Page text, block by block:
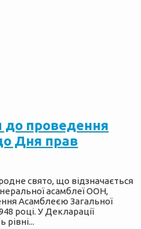
до проведення
Дня прав
свято, що відзначається
асамблеї ООН,
Асамблеєю Загальної
році. У Декларації